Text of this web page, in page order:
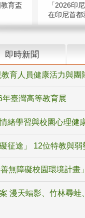
育盃
「2026印
在印尼首都
即時新聞
育人員健康活力與團
臺灣高等教育展
緒學習與校園心理健
征途」 12位特教與
無障礙校園環境計畫
漫天蝠影、竹林尋蛙